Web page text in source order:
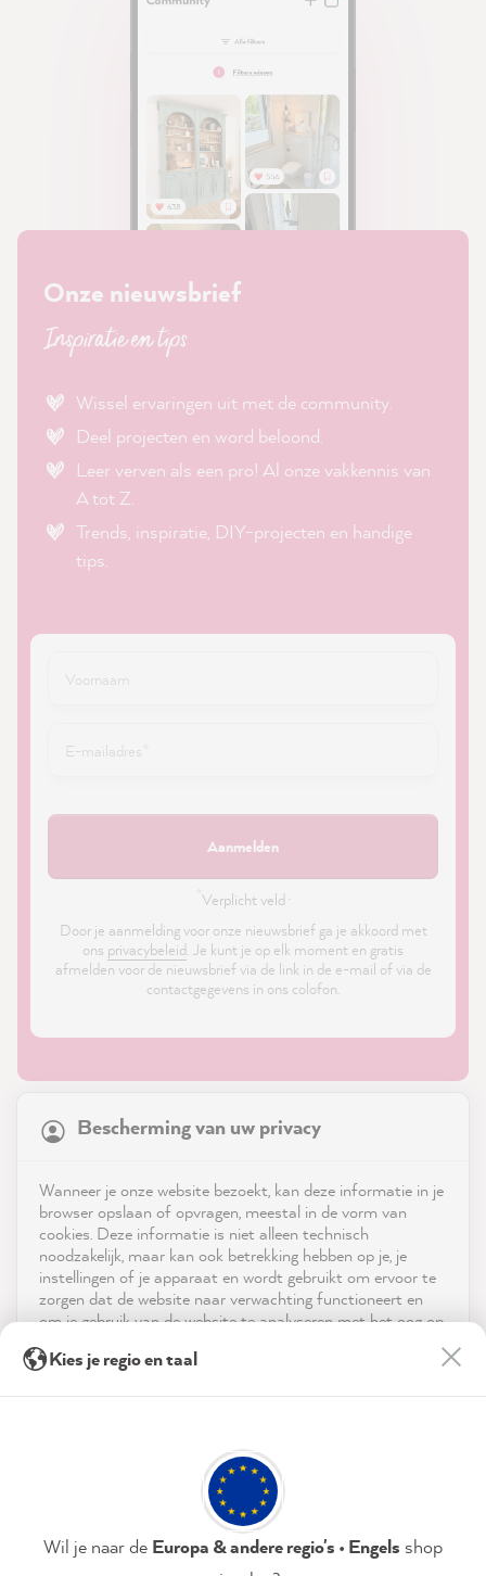
Onze nieuwsbrief
Inspiratie en tips
Wissel ervaringen uit met de community.
Deel projecten en word beloond.
Leer verven als een pro! Al onze vakkennis van
A tot Z.
Trends, inspiratie, DIY-projecten en handige
tips.
Aanmelden
Verplicht veld ·
Door je aanmelding voor onze nieuwsbrief ga je akkoord met
ons privacybeleid. Je kunt je op elk moment en gratis
afmelden voor de nieuwsbrief via de link in de e-mail of via de
contactgegevens in ons colofon.
Service
Neem contact op met
Bescherming van uw privacy
Wanneer je onze website bezoekt, kan deze informatie in je
browser opslaan of opvragen, meestal in de vorm van
cookies. Deze informatie is niet alleen technisch
noodzakelijk, maar kan ook betrekking hebben op je, je
instellingen of je apparaat en wordt gebruikt om ervoor te
zorgen dat de website naar verwachting functioneert en
om je gebruik van de website te analyseren met het oog op
advertenties aan te bieden via de diensten die in de
akkoord (op elk moment herroepbaar) met deze
Privacybeleid Colofon Instellen
21,928Reviews
reviews-io
Verified Customer
MissPompadour Beige mit Sand - Der Alles
which was extremely helpful in finding out
exactly what I needed. The order was
received within 2 days. Working with the
paints was a real pleasure, everything worked
easily and exactly as described. I used it to
Kies je regio en taal
Wil je naar de Europa & andere regio's • Engels shop